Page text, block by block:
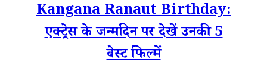
Kangana Ranaut Birthday:
एक्ट्रेस के जन्मदिन पर देखें उनकी 5
बेस्ट फिल्में